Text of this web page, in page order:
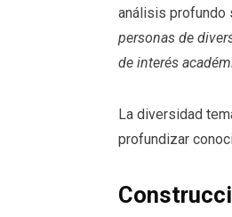
análisis profundo
personas de
de interés
La diversidad
profundizar